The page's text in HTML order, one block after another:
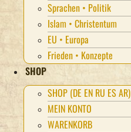
Sprachen • Politik
Islam • Christentum
EU • Europa
Frieden • Konzepte
SHOP
SHOP (DE EN RU ES AR)
MEIN KONTO
WARENKORB